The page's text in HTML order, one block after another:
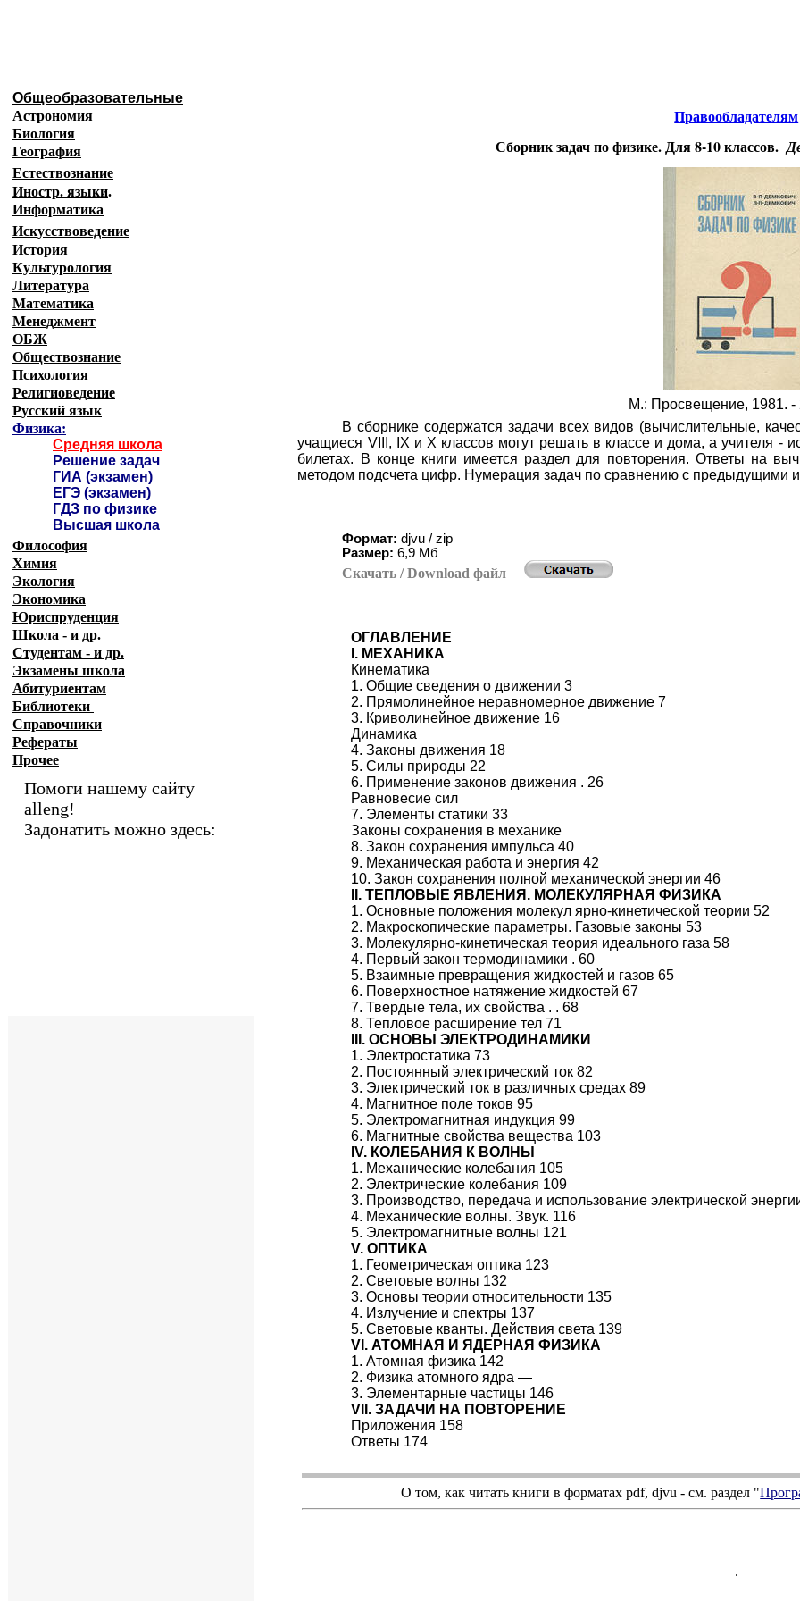
Правообладателям
Сборник задач по физике. Для 8-10 классов.
М.: Просвещение, 1981. -
В сборнике содержатся задачи всех видов (вычислительные,
учащиеся VIII, IX и X классов могут решать в классе и дома, а учителя -
билетах. В конце книги имеется раздел для повторения. Ответы на
методом подсчета цифр. Нумерация задач по сравнению с предыдущими
Формат: djvu / zip
Размер: 6,9 Мб
Скачать/ Downloadфайл
ОГЛАВЛЕНИЕ
I. МЕХАНИКА
Кинематика
1. Общие сведения о движении 3
2. Прямолинейное неравномерное движение 7
3. Криволинейное движение 16
Динамика
4. Законы движения 18
5. Силы природы 22
6. Применение законов движения . 26
Равновесие сил
7. Элементы статики 33
Законы сохранения в механике
8. Закон сохранения импульса 40
9. Механическая работа и энергия 42
10. Закон сохранения полной механической энергии 46
II. ТЕПЛОВЫЕ ЯВЛЕНИЯ. МОЛЕКУЛЯРНАЯ ФИЗИКА
1. Основные положения молекул ярно-кинетической теории 52
2. Макроскопические параметры. Газовые законы 53
3. Молекулярно-кинетическая теория идеального газа 58
4. Первый закон термодинамики . 60
5. Взаимные превращения жидкостей и газов 65
6. Поверхностное натяжение жидкостей 67
7. Твердые тела, их свойства . . 68
8. Тепловое расширение тел 71
III. ОСНОВЫ ЭЛЕКТРОДИНАМИКИ
1. Электростатика 73
2. Постоянный электрический ток 82
3. Электрический ток в различных средах 89
4. Магнитное поле токов 95
5. Электромагнитная индукция 99
6. Магнитные свойства вещества 103
IV. КОЛЕБАНИЯ К ВОЛНЫ
1. Механические колебания 105
2. Электрические колебания 109
3. Производство, передача и использование электрической
4. Механические волны. Звук. 116
5. Электромагнитные волны 121
V. ОПТИКА
1. Геометрическая оптика 123
2. Световые волны 132
3. Основы теории относительности 135
4. Излучение и спектры 137
5. Световые кванты. Действия света 139
VI. АТОМНАЯ И ЯДЕРНАЯ ФИЗИКА
1. Атомная физика 142
2. Физика атомного ядра —
3. Элементарные частицы 146
VII. ЗАДАЧИ НА ПОВТОРЕНИЕ
Приложения 158
Ответы 174
О том, как читать книги в форматахpdf,djvu - см. раздел "
.
Общеобразовательные
Астрономия
Биология
География
Естествознание
Иностр. языки.
Информатика
Искусствоведение
История
Культурология
Литература
Математика
Менеджмент
ОБЖ
Обществознание
Психология
Религиоведение
Русский язык
Физика:
Средняя школа
Решение задач
ГИА (экзамен)
ЕГЭ (экзамен)
ГДЗ по физике
Высшая школа
Философия
Химия
Экология
Экономика
Юриспруденция
Школа - и др.
Студентам - и др.
Экзамены школа
Абитуриентам
Библиотеки
Справочники
Рефераты
Прочее
Помоги нашему сайту
alleng!
Задонатить можно здесь: